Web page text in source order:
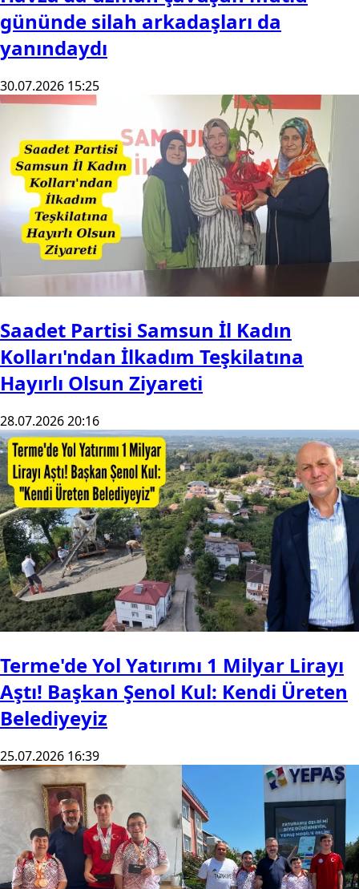
gününde silah arkadaşları da
yanındaydı
30.07.2026 15:25
Saadet Partisi Samsun İl Kadın
Kolları'ndan İlkadım Teşkilatına
Hayırlı Olsun Ziyareti
28.07.2026 20:16
Terme'de Yol Yatırımı 1 Milyar Lirayı
Aştı! Başkan Şenol Kul: Kendi Üreten
Belediyeyiz
25.07.2026 16:39